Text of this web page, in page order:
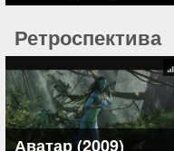
Ретроспектива
Аватар (2009)